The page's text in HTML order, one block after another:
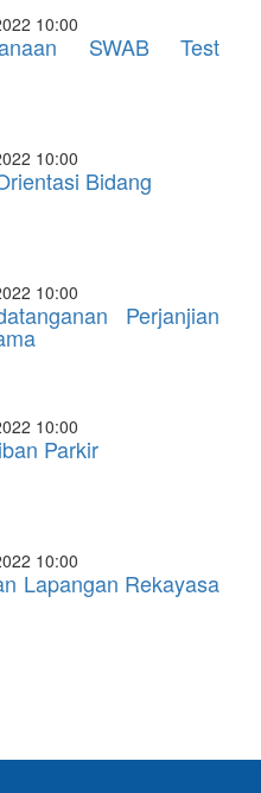
10:00
SWAB Test
10:00
Bidang
10:00
Perjanjian
10:00
Parkir
10:00
Lapangan Rekayasa